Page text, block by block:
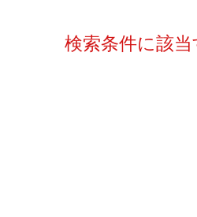
検索条件に該